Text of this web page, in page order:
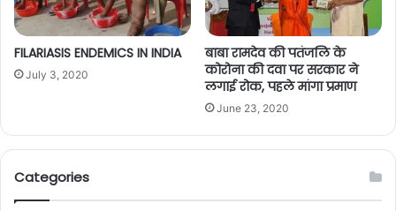
FILARIASIS ENDEMICS IN INDIA
July 3, 2020
बाबा रामदेव की पतंजलि के
कोरोना की दवा पर सरकार ने
लगाई रोक, पहले मांगा प्रमाण
June 23, 2020
Categories